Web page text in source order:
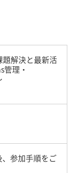
解決と最新活
理・
参加手順をご